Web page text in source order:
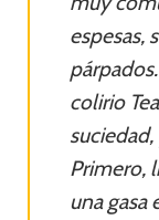
espesas,
colirio
Primero,
una gasa